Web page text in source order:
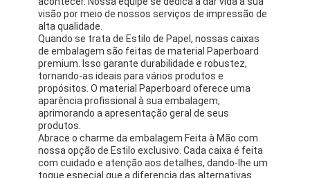
visão por meio de nossos serviços de impressão de
alta qualidade.
Quando se trata de Estilo de Papel, nossas caixas
de embalagem são feitas de material Paperboard
premium. Isso garante durabilidade e robustez,
tornando-as ideais para vários produtos e
propósitos. O material Paperboard oferece uma
aparência profissional à sua embalagem,
aprimorando a apresentação geral de seus
produtos.
Abrace o charme da embalagem Feita à Mão com
nossa opção de Estilo exclusivo. Cada caixa é feita
com cuidado e atenção aos detalhes, dando-lhe um
toque especial que a diferencia das alternativas